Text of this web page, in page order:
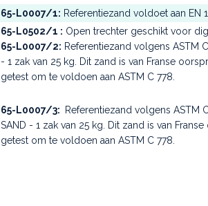
65-L0007/1: Referentiezand voldoet aan EN
65-L0502/1 : Open trechter geschikt voor
65-L0007/2: Referentiezand volgens ASTM
- 1 zak van 25 kg. Dit zand is van Franse
getest om te voldoen aan ASTM C 778.
65-L0007/3:
Referentiezand volgens ASTM
SAND - 1 zak van 25 kg. Dit zand is van
getest om te voldoen aan ASTM C 778.